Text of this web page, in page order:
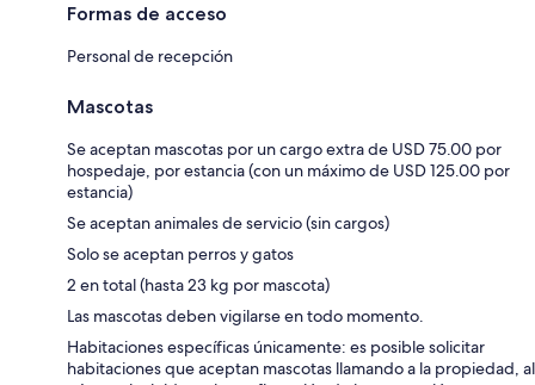
Formas de acceso
Personal de recepción
Mascotas
Se aceptan mascotas por un cargo extra de USD 75.00 por
hospedaje, por estancia (con un máximo de USD 125.00 por
estancia)
Se aceptan animales de servicio (sin cargos)
Solo se aceptan perros y gatos
2 en total (hasta 23 kg por mascota)
Las mascotas deben vigilarse en todo momento.
Habitaciones específicas únicamente: es posible solicitar
habitaciones que aceptan mascotas llamando a la propiedad, al